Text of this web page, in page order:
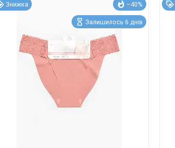
Знижка –40%
Залишилось 6 днів